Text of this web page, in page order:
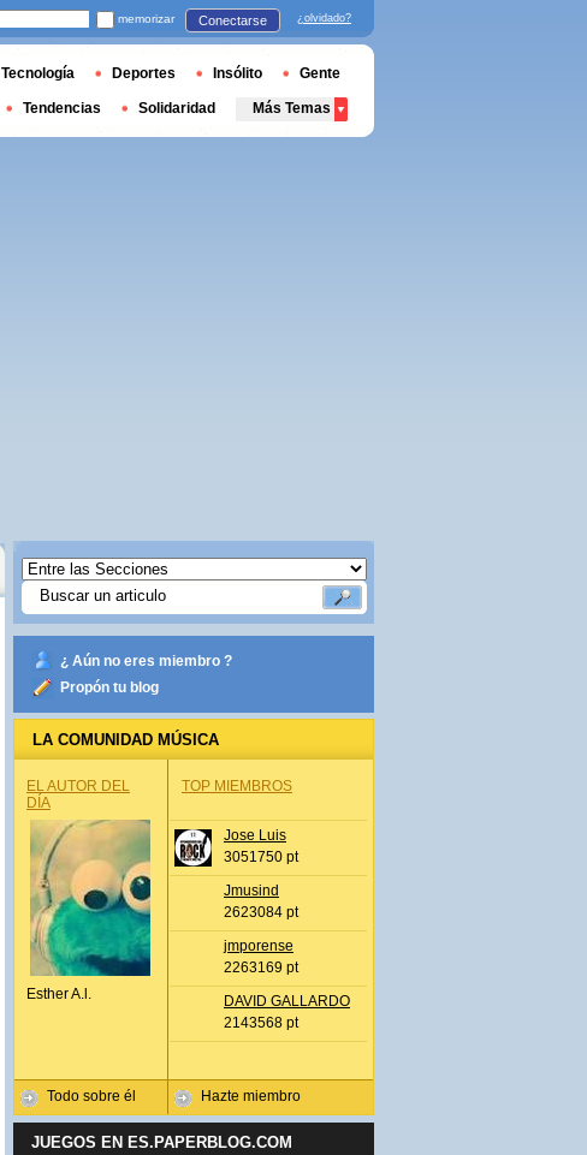
¿ Aún no eres miembro ?
Propón tu blog
LA COMUNIDAD MÚSICA
EL AUTOR DEL
DÍA
Esther A.l.
Todo sobre él
TOP MIEMBROS
Jose Luis
3051750 pt
Jmusind
2623084 pt
jmporense
2263169 pt
DAVID GALLARDO
2143568 pt
Hazte miembro
JUEGOS EN ES.PAPERBLOG.COM
memorizar Conectarse ¿olvidado?
Tecnología Deportes Insólito Gente
Tendencias Solidaridad Más Temas